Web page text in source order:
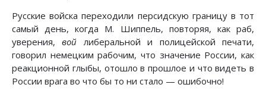
Русские войска переходили персидскую границу в тот
самый день, когда М. Шиппель, повторяя, как раб,
уверения,вой либеральной и полицейской печати,
говорил немецким рабочим, что значение России, как
реакционной глыбы, отошло в прошлое и что видеть в
России врага во что бы то ни стало — ошибочно!